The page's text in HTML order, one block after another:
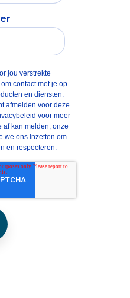
jou verstrekte
contact met je op
en diensten.
afmelden voor deze
voor meer
af kan melden, onze
we ons inzetten om
en respecteren.